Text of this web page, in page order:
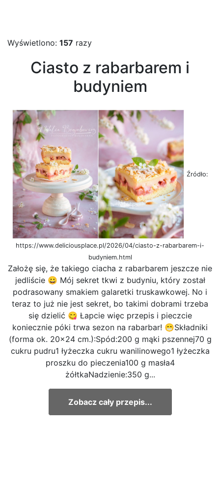
Wyświetlono: 157 razy
Ciasto z rabarbarem i
budyniem
Źródło:
https://www.deliciousplace.pl/2026/04/ciasto-z-rabarbarem-i-
budyniem.html
Założę się, że takiego ciacha z rabarbarem jeszcze nie
jedliście 😀 Mój sekret tkwi z budyniu, który został
podrasowany smakiem galaretki truskawkowej. No i
teraz to już nie jest sekret, bo takimi dobrami trzeba
się dzielić 😋 Łapcie więc przepis i pieczcie
koniecznie póki trwa sezon na rabarbar! 😁Składniki
(forma ok. 20x24 cm.):Spód:200 g mąki pszennej70 g
cukru pudru1 łyżeczka cukru wanilinowego1 łyżeczka
proszku do pieczenia100 g masła4
żółtkaNadzienie:350 g...
Zobacz cały przepis...